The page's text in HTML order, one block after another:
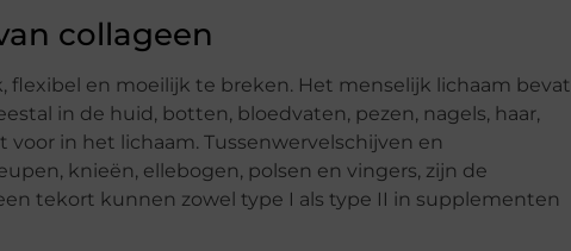
collageen
flexibel en moeilijk te breken. Het menselijk lichaam bevat
in de huid, botten, bloedvaten, pezen, nagels, haar,
in het lichaam. Tussenwervelschijven en
knieën, ellebogen, polsen en vingers, zijn de
tekort kunnen zowel type I als type II in supplementen